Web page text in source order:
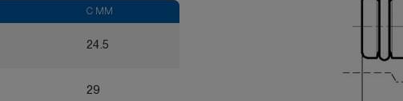
C MM
24.5
29